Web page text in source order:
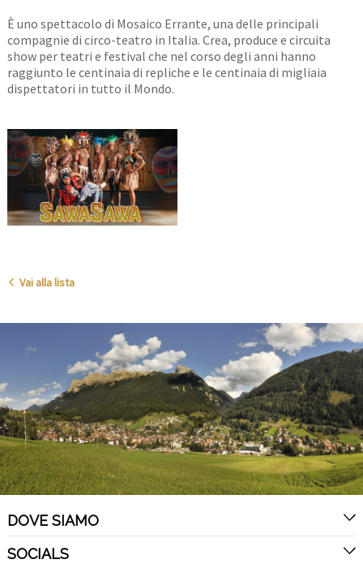
È uno spettacolo di Mosaico Errante, una delle principali
compagnie di circo-teatro in Italia. Crea, produce e circuita
show per teatri e festival che nel corso degli anni hanno
raggiunto le centinaia di repliche e le centinaia di migliaia
dispettatori in tutto il Mondo.
Vai alla lista
DOVE SIAMO
SOCIALS